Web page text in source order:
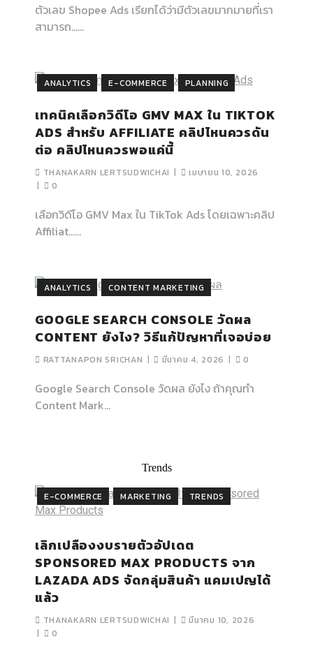
ตัวเลข Shopee Ads เรียกได้ว่ามีตัวเลขมากมายที่เรา
สามารถ…...
ANALYTICS E-COMMERCE PLANNING
เทคนิคเลือกวิดีโอ GMV MAX ใน TIKTOK
ADS สำหรับ AFFILIATE คลิปไหนควรดัน
ต่อ คลิปไหนควรพอแค่นี้
THANAKARN LERTSUDWICHAI
เมษายน 10, 2026
0
เลือกวิดีโอ GMV Max ใน TikTok Ads โดยเฉพาะคลิป
Affiliat…...
ANALYTICS CONTENT MARKETING
GOOGLE SEARCH CONSOLE วัดผล
CONTENT ยังไง? วิธีแก้ปัญหาที่เจอบ่อย
RATTANAPON SRICHAN มีนาคม 4, 2026 0
Google Search Console วัดผล ยังไง ถ้าคุณทำ
Content Mark…
Trends
E-COMMERCE MARKETING TRENDS
เลิกเปลืองงบรายตัวอัปเดต
SPONSORED MAX PRODUCTS จาก
LAZADA ADS จัดกลุ่มสินค้า แคมเปญได้
แล้ว
THANAKARN LERTSUDWICHAI
มีนาคม 10, 2026
0